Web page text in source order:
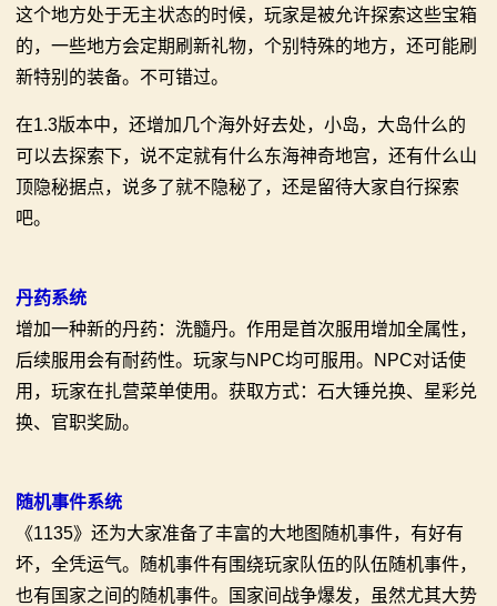
这个地方处于无主状态的时候，玩家是被允许探索这些宝箱
的，一些地方会定期刷新礼物，个别特殊的地方，还可能刷
新特别的装备。不可错过。
在1.3版本中，还增加几个海外好去处，小岛，大岛什么的
可以去探索下，说不定就有什么东海神奇地宫，还有什么山
顶隐秘据点，说多了就不隐秘了，还是留待大家自行探索
吧。
丹药系统
增加一种新的丹药：洗髓丹。作用是首次服用增加全属性，
后续服用会有耐药性。玩家与NPC均可服用。NPC对话使
用，玩家在扎营菜单使用。获取方式：石大锤兑换、星彩兑
换、官职奖励。
随机事件系统
《1135》还为大家准备了丰富的大地图随机事件，有好有
坏，全凭运气。随机事件有围绕玩家队伍的队伍随机事件，
也有国家之间的随机事件。国家间战争爆发，虽然尤其大势